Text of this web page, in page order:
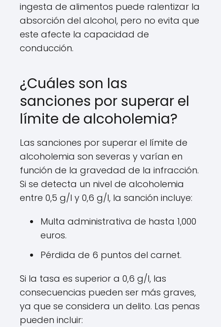
ingesta de alimentos puede ralentizar la
absorción del alcohol, pero no evita que
este afecte la capacidad de
conducción.
¿Cuáles son las
sanciones por superar el
límite de alcoholemia?
Las sanciones por superar el límite de
alcoholemia son severas y varían en
función de la gravedad de la infracción.
Si se detecta un nivel de alcoholemia
entre 0,5 g/l y 0,6 g/l, la sanción incluye:
Multa administrativa de hasta 1,000
euros.
Pérdida de 6 puntos del carnet.
Si la tasa es superior a 0,6 g/l, las
consecuencias pueden ser más graves,
ya que se considera un delito. Las penas
pueden incluir: